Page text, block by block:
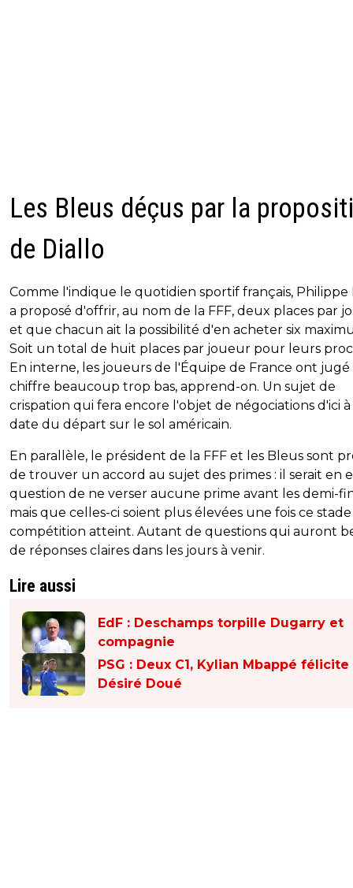
Les Bleus déçus par la
de Diallo
Comme l'indique le quotidien sportif français, Philippe
a proposé d'offrir, au nom de la FFF, deux places par
et que chacun ait la possibilité d'en acheter six
Soit un total de huit places par joueur pour leurs
En interne, les joueurs de l'Équipe de France ont jugé
chiffre beaucoup trop bas, apprend-on. Un sujet de
crispation qui fera encore l'objet de négociations d'ici à
date du départ sur le sol américain.
En parallèle, le président de la FFF et les Bleus sont
de trouver un accord au sujet des primes : il serait en
question de ne verser aucune prime avant les demi-
mais que celles-ci soient plus élevées une fois ce
compétition atteint. Autant de questions qui auront
de réponses claires dans les jours à venir.
Lire aussi
EdF : Deschamps torpille Dugarry et
compagnie
PSG : Deux C1, Kylian Mbappé félicite
Désiré Doué